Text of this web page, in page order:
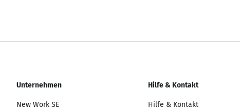
Unternehmen
New Work SE
Hilfe & Kontakt
Hilfe & Kontakt